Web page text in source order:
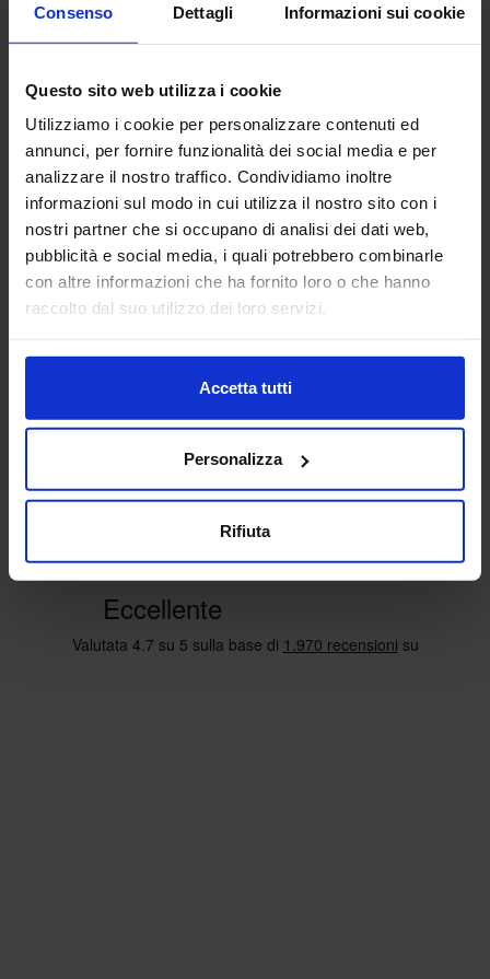
Consenso Dettagli Informazioni sui cookie
Questo sito web utilizza i cookie
Utilizziamo i cookie per personalizzare contenuti ed
annunci, per fornire funzionalità dei social media e per
analizzare il nostro traffico. Condividiamo inoltre
informazioni sul modo in cui utilizza il nostro sito con i
nostri partner che si occupano di analisi dei dati web,
pubblicità e social media, i quali potrebbero combinarle
con altre informazioni che ha fornito loro o che hanno
raccolto dal suo utilizzo dei loro servizi.
Accetta tutti
Personalizza
Rifiuta
Linea oro
Tenda Confezionata Madagascar
17,90 € Da 15,00€
Colori disponibili
Multicolore